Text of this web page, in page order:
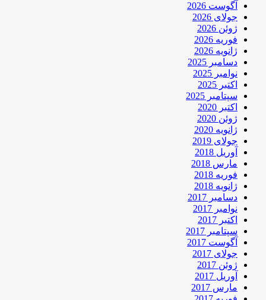
آگوست 2026
جولای 2026
ژوئن 2026
فوریه 2026
ژانویه 2026
دسامبر 2025
نوامبر 2025
اکتبر 2025
سپتامبر 2025
اکتبر 2020
ژوئن 2020
ژانویه 2020
جولای 2019
آوریل 2018
مارس 2018
فوریه 2018
ژانویه 2018
دسامبر 2017
نوامبر 2017
اکتبر 2017
سپتامبر 2017
آگوست 2017
جولای 2017
ژوئن 2017
آوریل 2017
مارس 2017